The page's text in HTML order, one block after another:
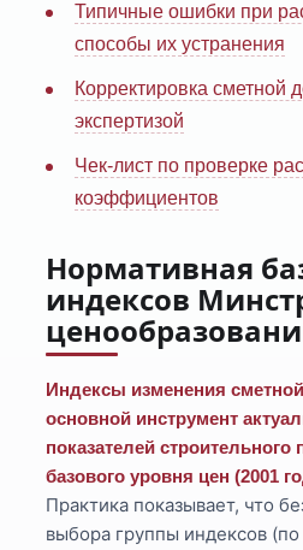
Типичные ошибки при
способы их устранения
Корректировка сметной
экспертизой
Чек-лист по проверке
коэффициентов
Нормативная
индексов
Индексы изменения
основной инструмент
показателей строительного
базового уровня цен (2001
Практика показывает, что
выбора группы индексов